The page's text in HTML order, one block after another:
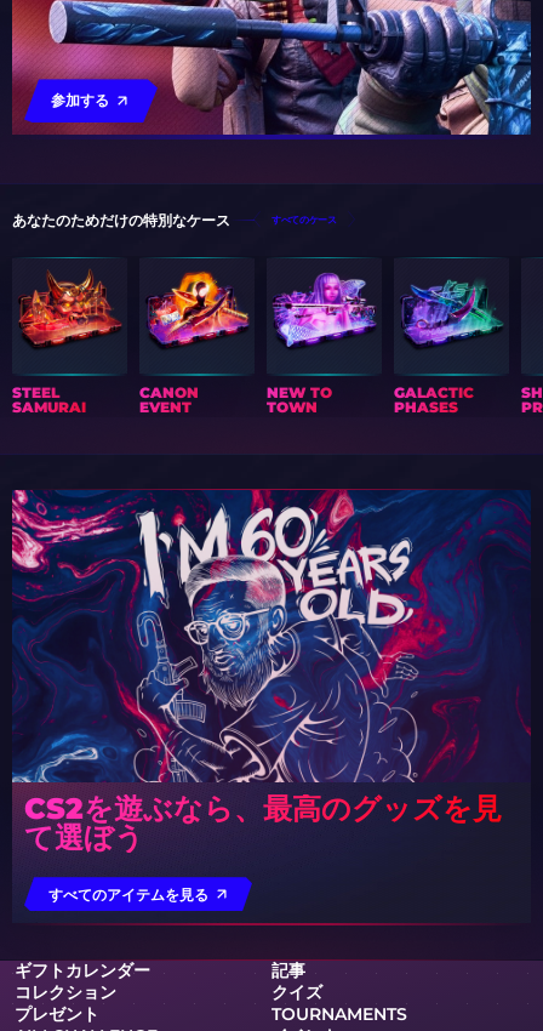
参加する
あなたのためだけの特別なケース すべてのケース
STEEL
SAMURAI
CANON
EVENT
NEW TO
TOWN
GALACTIC
PHASES
CS2を遊ぶなら、最高のグッズを見
て選ぼう
すべてのアイテムを見る
ギフトカレンダー
記事
コレクション
クイズ
プレゼント
TOURNAMENTS